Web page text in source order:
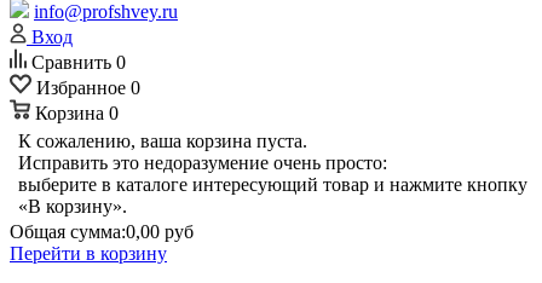
info@profshvey.ru
Вход
Сравнить 0
Избранное 0
Корзина 0
К сожалению, ваша корзина пуста.
Исправить это недоразумение очень просто:
выберите в каталоге интересующий товар и нажмите кнопку
«В корзину».
Общая сумма:0,00 руб
Перейти в корзину